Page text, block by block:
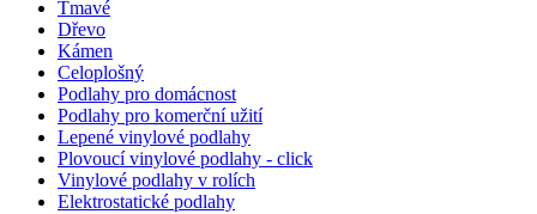
Tmavé
Dřevo
Kámen
Celoplošný
Podlahy pro domácnost
Podlahy pro komerční užití
Lepené vinylové podlahy
Plovoucí vinylové podlahy - click
Vinylové podlahy v rolích
Elektrostatické podlahy